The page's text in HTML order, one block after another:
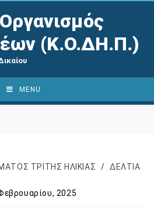
(Κ.Ο.ΔΗ.Π.)
MENU
ΤΡΙΤΗΣ ΗΛΙΚΙΑΣ / ΔΕΛΤΙΑ
2025